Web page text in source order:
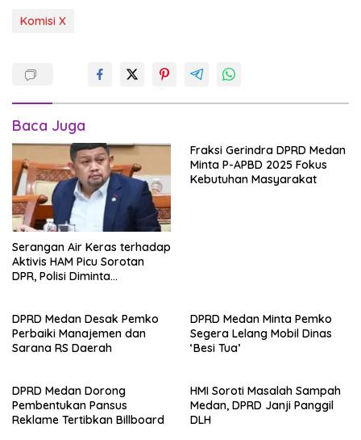
Komisi X
Baca Juga
Serangan Air Keras terhadap
Aktivis HAM Picu Sorotan
DPR, Polisi Diminta
Fraksi Gerindra DPRD Medan
Minta P-APBD 2025 Fokus
Kebutuhan Masyarakat
DPRD Medan Desak Pemko
Perbaiki Manajemen dan
Sarana RS Daerah
DPRD Medan Minta Pemko
Segera Lelang Mobil Dinas
‘Besi Tua’
DPRD Medan Dorong
Pembentukan Pansus
Reklame Tertibkan Billboard
HMI Soroti Masalah Sampah
Medan, DPRD Janji Panggil
DLH